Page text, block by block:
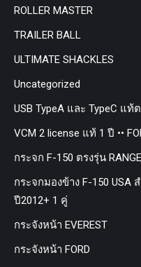
ROLLER MASTER
TRAILER BALL
ULTIMATE SHACKLES
Uncategorized
USB TypeA และ TypeC แท้
VCM 2 license แท้ 1 ปี ••
กระจก F-150 ตรงรุ่น
กระจกมองข้าง F-150 USA
ปี2012+ 1 คู่
กระจังหน้า EVEREST
กระจังหน้า FORD